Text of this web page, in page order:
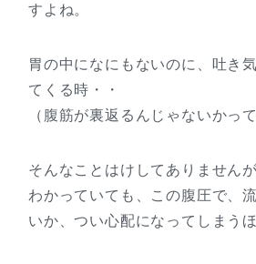
すよね。
胃の中になにもないのに、吐き
てくる時・・
（腹筋が裏返るんじゃないかって
そんなことはけしてありませんが
わかっていても、この腹圧で、
いか、つい心配になってしまうほ